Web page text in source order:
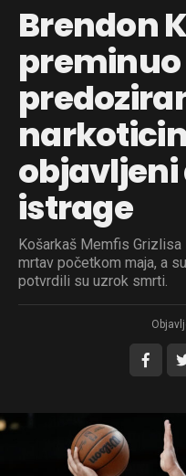
Brendon
preminuo
istrage
Košarkaš Memfis Grizlisa
mrtav početkom maja, a
potvrdili su uzrok smrti.